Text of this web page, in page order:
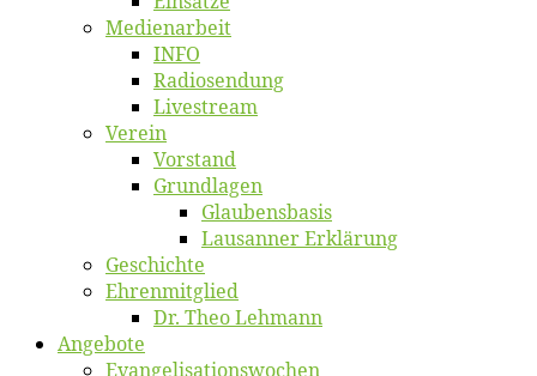
Me­di­en­ar­beit
INFO
Ra­dio­sen­dung
Live­stream
Ver­ein
Vor­stand
Grund­la­gen
Glaubens­ba­sis
Lausan­ner Erklärung
Ge­schich­te
Eh­ren­mit­glied
Dr. Theo Lehmann
An­ge­bo­te
Evangelisa­tions­wo­chen